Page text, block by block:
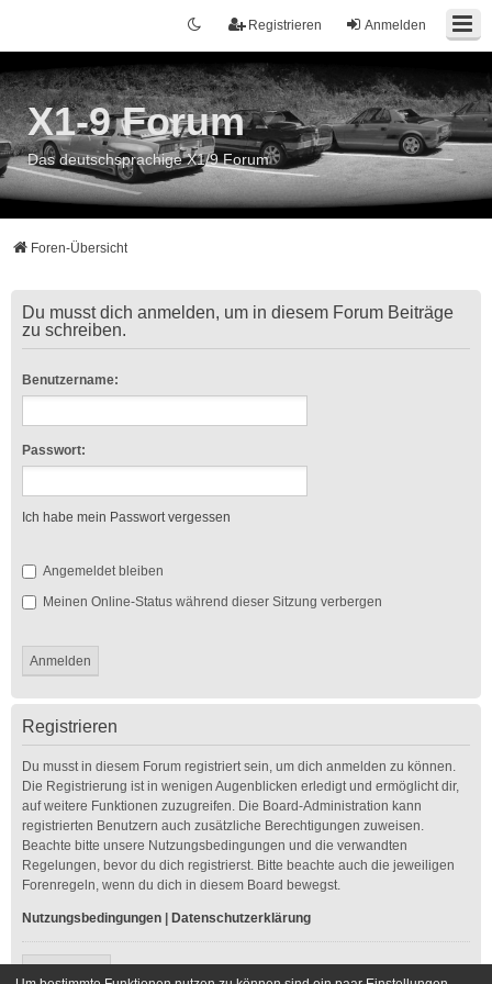
Anmelden
Registrieren
X1-9 Forum
Das deutschsprachige X1/9 Forum
Foren-Übersicht
Du musst dich anmelden, um in diesem Forum Beiträge
zu schreiben.
Benutzername:
Passwort:
Ich habe mein Passwort vergessen
Angemeldet bleiben
Meinen Online-Status während dieser Sitzung verbergen
Registrieren
Du musst in diesem Forum registriert sein, um dich anmelden zu können.
Die Registrierung ist in wenigen Augenblicken erledigt und ermöglicht dir,
auf weitere Funktionen zuzugreifen. Die Board-Administration kann
registrierten Benutzern auch zusätzliche Berechtigungen zuweisen.
Beachte bitte unsere Nutzungsbedingungen und die verwandten
Regelungen, bevor du dich registrierst. Bitte beachte auch die jeweiligen
Forenregeln, wenn du dich in diesem Board bewegst.
Nutzungsbedingungen Datenschutzerklärung